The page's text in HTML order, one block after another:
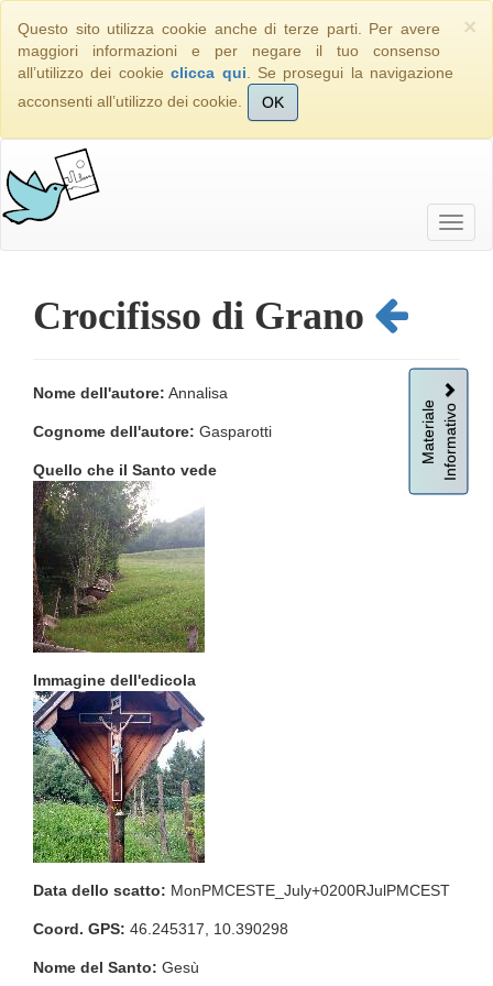
×
Questo sito utilizza cookie anche di terze parti. Per avere
maggiori informazioni e per negare il tuo consenso
all’utilizzo dei cookieclicca qui . Se prosegui la navigazione
acconsenti all’utilizzo dei cookie.
OK
Crocifisso di Grano
MaterialeInformativo
Nome dell'autore: Annalisa
Cognome dell'autore: Gasparotti
Quello che il Santo vede
Immagine dell'edicola
Data dello scatto: MonPMCESTE_July+0200RJulPMCEST
Coord. GPS: 46.245317, 10.390298
Nome del Santo: Gesù